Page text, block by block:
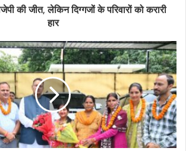
की जीत, लेकिन दिग्गजों के परिवारों को करारी
हार